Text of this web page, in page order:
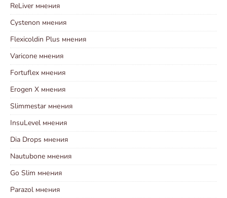
ReLiver мнения
Cystenon мнения
Flexicoldin Plus мнения
Varicone мнения
Fortuflex мнения
Erogen X мнения
Slimmestar мнения
InsuLevel мнения
Dia Drops мнения
Nautubone мнения
Go Slim мнения
Parazol мнения